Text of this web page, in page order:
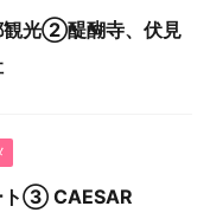
観光②醍醐寺、伏見
ト③ CAESAR